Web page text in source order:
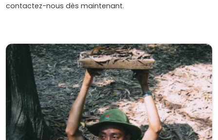
contactez-nous dès maintenant.